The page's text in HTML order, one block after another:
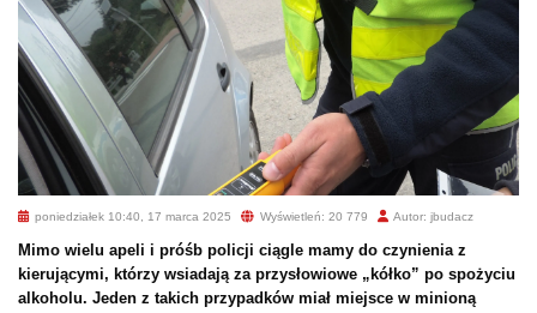
poniedziałek 10:40, 17 marca 2025 Wyświetleń: 20 779 Autor: jbudacz
Mimo wielu apeli i próśb policji ciągle mamy do czynienia z
kierującymi, którzy wsiadają za przysłowiowe „kółko” po spożyciu
alkoholu. Jeden z takich przypadków miał miejsce w minioną